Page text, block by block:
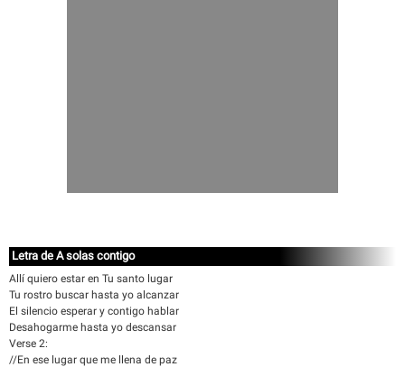
Letra de A solas contigo
Allí quiero estar en Tu santo lugar
Tu rostro buscar hasta yo alcanzar
El silencio esperar y contigo hablar
Desahogarme hasta yo descansar
Verse 2:
//En ese lugar que me llena de paz